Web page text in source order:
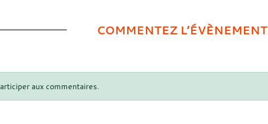
COMMENTEZ L’ÉVÈNEMENT
aux commentaires.